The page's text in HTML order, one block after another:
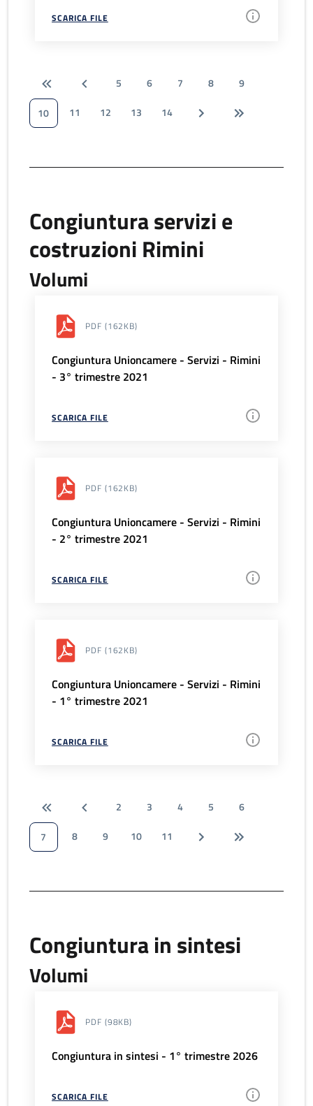
SCARICA FILE
5 6 7 8
9
10
11 12 13 14
Congiuntura servizi e
costruzioni Rimini
Volumi
PDF (162KB)
Congiuntura Unioncamere - Servizi - Rimini
- 3° trimestre 2021
SCARICA FILE
PDF (162KB)
Congiuntura Unioncamere - Servizi - Rimini
- 2° trimestre 2021
SCARICA FILE
PDF (162KB)
Congiuntura Unioncamere - Servizi - Rimini
- 1° trimestre 2021
SCARICA FILE
2 3 4 5
6
7
8 9 10 11
Congiuntura in sintesi
Volumi
PDF (98KB)
Congiuntura in sintesi - 1° trimestre 2026
SCARICA FILE